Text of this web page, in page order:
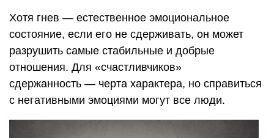
Хотя гнев — естественное эмоциональное
состояние, если его не сдерживать, он может
разрушить самые стабильные и добрые
отношения. Для «счастливчиков»
сдержанность — черта характера, но справиться
с негативными эмоциями могут все люди.